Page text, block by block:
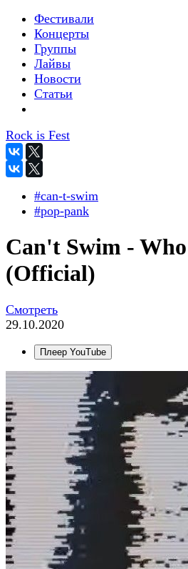
Фестивали
Концерты
Группы
Лайвы
Новости
Статьи
Rock is Fest
#can-t-swim
#pop-pank
Can't Swim -
(Official)
Смотреть
29.10.2020
Плеер YouTube